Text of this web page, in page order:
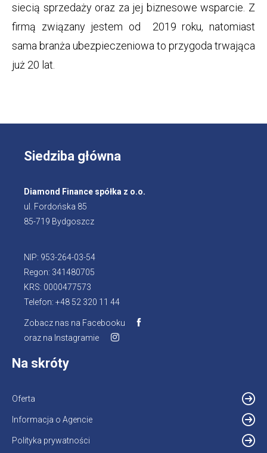
siecią sprzedaży oraz za jej biznesowe wsparcie. Z
firmą związany jestem od 2019 roku, natomiast
sama branża ubezpieczeniowa to przygoda trwająca
już 20 lat.
Siedziba główna
Diamond Finance spółka z o.o.
ul. Fordońska 85
85-719 Bydgoszcz
NIP: 953-264-03-54
Regon: 341480705
KRS: 0000477573
Telefon: +48 52 320 11 44
Zobacz nas na Facebooku
oraz na Instagramie
Na skróty
Oferta
Informacja o Agencie
Polityka prywatności